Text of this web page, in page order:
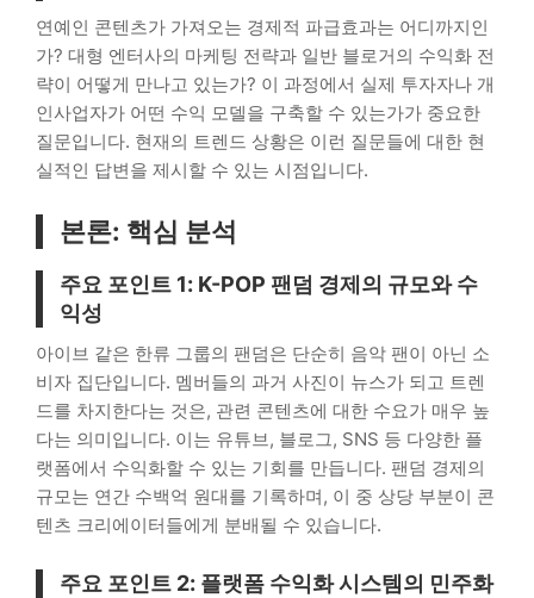
연예인 콘텐츠가 가져오는 경제적 파급효과는 어디까지인
가? 대형 엔터사의 마케팅 전략과 일반 블로거의 수익화 전
략이 어떻게 만나고 있는가? 이 과정에서 실제 투자자나 개
인사업자가 어떤 수익 모델을 구축할 수 있는가가 중요한
질문입니다. 현재의 트렌드 상황은 이런 질문들에 대한 현
실적인 답변을 제시할 수 있는 시점입니다.
본론: 핵심 분석
주요 포인트 1: K-POP 팬덤 경제의 규모와 수
익성
아이브 같은 한류 그룹의 팬덤은 단순히 음악 팬이 아닌 소
비자 집단입니다. 멤버들의 과거 사진이 뉴스가 되고 트렌
드를 차지한다는 것은, 관련 콘텐츠에 대한 수요가 매우 높
다는 의미입니다. 이는 유튜브, 블로그, SNS 등 다양한 플
랫폼에서 수익화할 수 있는 기회를 만듭니다. 팬덤 경제의
규모는 연간 수백억 원대를 기록하며, 이 중 상당 부분이 콘
텐츠 크리에이터들에게 분배될 수 있습니다.
주요 포인트 2: 플랫폼 수익화 시스템의 민주화